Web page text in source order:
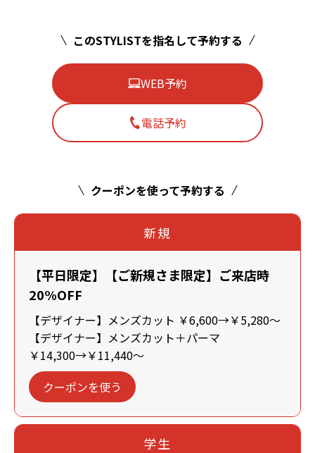
このSTYLISTを指名して予約する
WEB予約
電話予約
クーポンを使って予約する
新規
【平日限定】【ご新規さま限定】ご来店時
20%OFF
【デザイナー】メンズカット ￥6,600→￥5,280～
【デザイナー】メンズカット＋パーマ
￥14,300→￥11,440～
クーポンを使う
学生